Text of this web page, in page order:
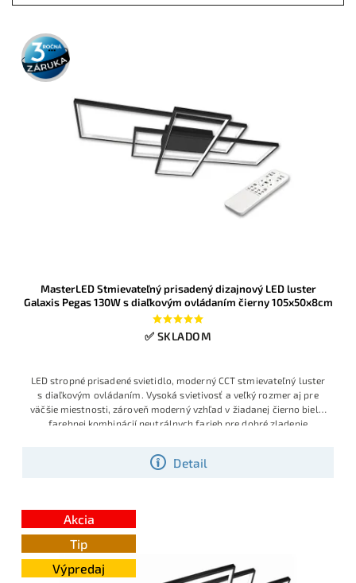
Najdrahšie
Abecedne
3 roky
záruka
MasterLED Stmievateľný prisadený dizajnový LED luster
Galaxis Pegas 130W s diaľkovým ovládaním čierny 105x50x8cm
✅ SKLADOM
Detail
LED stropné prisadené svietidlo, moderný CCT stmievateľný luster
s diaľkovým ovládaním. Vysoká svietivosť a veľký rozmer aj pre
väčšie miestnosti, zároveň moderný vzhľad v žiadanej čierno bielej
farebnej kombinácií neutrálnych farieb pre dobré zladenie
Akcia
Tip
Výpredaj